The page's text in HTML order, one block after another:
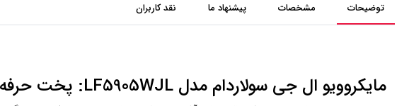
توضیحات مشخصات پیشنهاد ما نقد کاربران
مایکروویو ال جی سولاردام مدل LF5905WJL: پخت حرفه‌ای و سالم برای آشپزخانه‌های ایرانی